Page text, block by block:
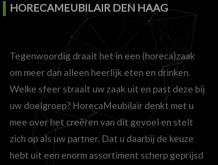
HORECAMEUBILAIR DEN HAAG
Tegenwoordig draait het in een (horeca)zaak
om meer dan alleen heerlijk eten en drinken.
Welke sfeer straalt uw zaak uit en past deze bij
uw doelgroep? HorecaMeubilair denkt met u
mee over het creëren van dit gevoel en stelt
zich op als uw partner. Dat u daarbij de keuze
hebt uit een enorm assortiment scherp geprijsd